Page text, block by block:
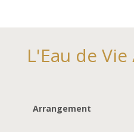
L'Eau de
Arrangement